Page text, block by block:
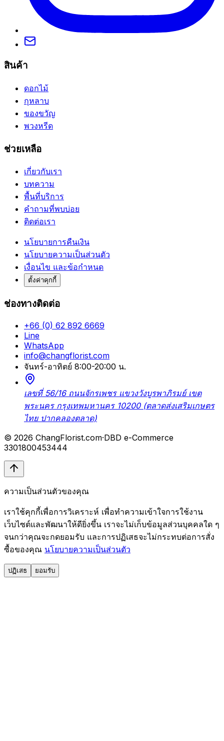
สินค้า
ดอกไม้
กุหลาบ
ของขวัญ
พวงหรีด
ช่วยเหลือ
เกี่ยวกับเรา
บทความ
พื้นที่บริการ
คำถามที่พบบ่อย
ติดต่อเรา
นโยบายการคืนเงิน
นโยบายความเป็นส่วนตัว
เงื่อนไข และข้อกำหนด
ตั้งค่าคุกกี้
ช่องทางติดต่อ
+66 (0) 62 892 6669
Line
WhatsApp
info@changflorist.com
จันทร์-อาทิตย์ 8:00-20:00 น.
เลขที่ 56/16 ถนนจักรเพชร แขวงวังบูรพาภิรมย์ เขต
พระนคร กรุงเทพมหานคร 10200 (ตลาดส่งเสริมเกษตร
ไทย ปากคลองตลาด)
© 2026 ChangFlorist.com·DBD e-Commerce
3301800453444
ความเป็นส่วนตัวของคุณ
เราใช้คุกกี้เพื่อการวิเคราะห์ เพื่อทำความเข้าใจการใช้งาน
เว็บไซต์และพัฒนาให้ดียิ่งขึ้น เราจะไม่เก็บข้อมูลส่วนบุคคลใด ๆ
จนกว่าคุณจะกดยอมรับ และการปฏิเสธจะไม่กระทบต่อการสั่ง
ซื้อของคุณ นโยบายความเป็นส่วนตัว
ปฏิเสธ ยอมรับ